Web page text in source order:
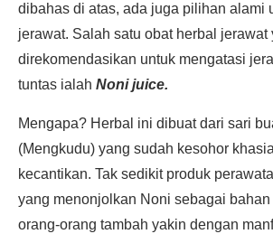
dibahas di atas, ada juga pilihan alami
jerawat. Salah satu obat herbal jerawat
direkomendasikan untuk mengatasi
tuntas ialah Noni juice.
Mengapa? Herbal ini dibuat dari sari
(Mengkudu) yang sudah kesohor
kecantikan. Tak sedikit produk
yang menonjolkan Noni sebagai
orang-orang tambah yakin dengan